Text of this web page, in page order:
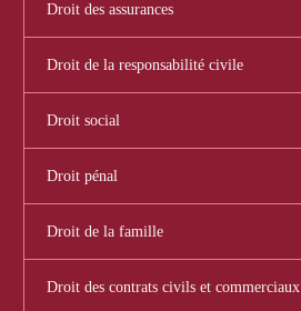
Droit des assurances
Droit de la responsabilité civile
Droit social
Droit pénal
Droit de la famille
Droit des contrats civils et commerciaux